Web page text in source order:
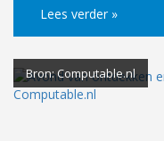
Lees verder »
Bron: Computable.nl